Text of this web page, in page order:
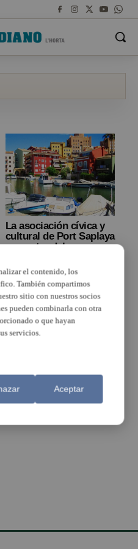
La asociación cívica y
cultural de Port Saplaya
en contra del nuevo
el contenido, los
También compartimos
sitio con nuestros socios
pueden combinarla con otra
o que hayan
servicios.
Aceptar